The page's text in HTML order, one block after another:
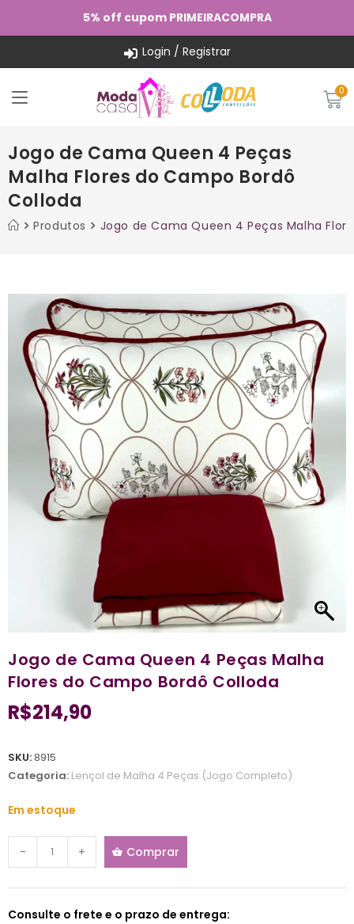
5% off cupom PRIMEIRACOMPRA
Login / Registrar
Jogo de Cama Queen 4 Peças
Malha Flores do Campo Bordô
Colloda
Produtos Jogo de Cama Queen 4 Peças Malha
Jogo de Cama Queen 4 Peças Malha
Flores do Campo Bordô Colloda
R$214,90
SKU:8915
Categoria: Lençol de Malha 4 Peças (Jogo Completo)
Em estoque
- + Comprar
Consulte o frete e o prazo de entrega: